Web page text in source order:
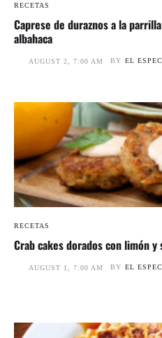
RECETAS
Caprese de duraznos a la
albahaca
AUGUST 2, 7:00 AM BY EL
RECETAS
Crab cakes dorados con limón y
AUGUST 1, 7:00 AM BY EL